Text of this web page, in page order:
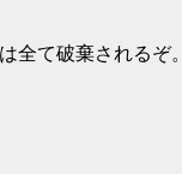
全て破棄されるぞ。